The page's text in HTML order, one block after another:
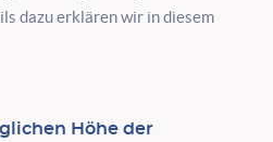
dazu erklären wir in diesem
Höhe der